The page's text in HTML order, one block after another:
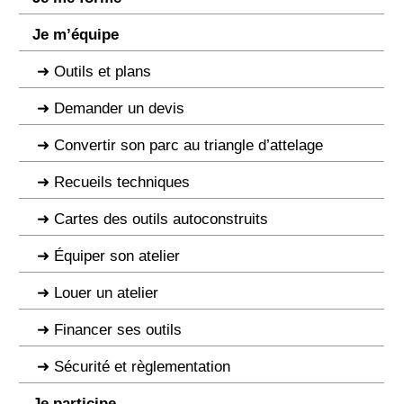
Je m’équipe
Outils et plans
Demander un devis
Convertir son parc au triangle d’attelage
Recueils techniques
Cartes des outils autoconstruits
Équiper son atelier
Louer un atelier
Financer ses outils
Sécurité et règlementation